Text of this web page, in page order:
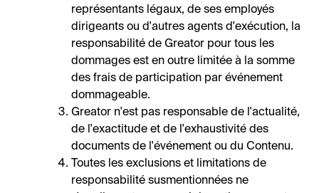
représentants légaux, de ses employés
dirigeants ou d'autres agents d'exécution, la
responsabilité de Greator pour tous les
dommages est en outre limitée à la somme
des frais de participation par événement
dommageable.
Greator n'est pas responsable de l'actualité,
de l'exactitude et de l'exhaustivité des
documents de l'événement ou du Contenu.
Toutes les exclusions et limitations de
responsabilité susmentionnées ne